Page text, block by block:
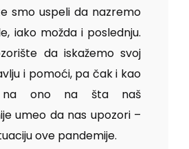
smo uspeli da nazremo
iako možda i poslednju.
da iskažemo svoj
i pomoći, pa čak i kao
na ono na šta naš
umeo da nas upozori –
ove pandemije.